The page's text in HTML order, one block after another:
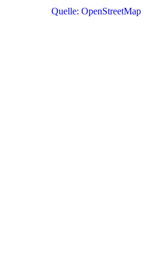
Quelle: OpenStreetMap